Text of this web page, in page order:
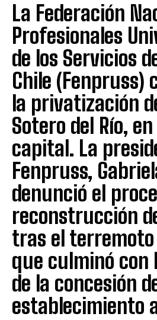
La Federación
Profesionales
de los Servicios
Chile (Fenpruss)
la privatización
Sotero del Río,
capital. La
Fenpruss,
denunció el
reconstrucción
tras el terremoto
que culminó con
de la concesión
establecimiento